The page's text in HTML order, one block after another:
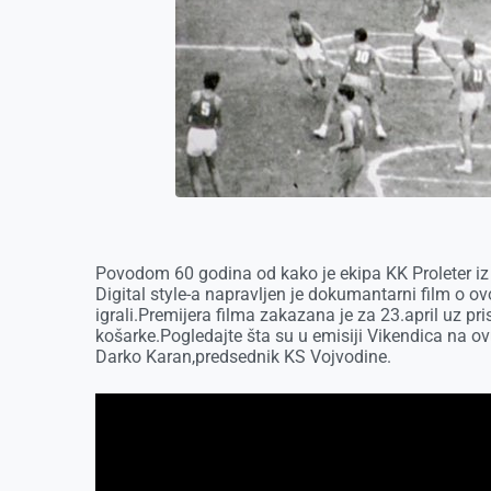
Povodom 60 godina od kako je ekipa KK Proleter
Digital style-a napravljen je dokumantarni film o
igrali.Premijera filma zakazana je za 23.april uz
košarke.Pogledajte šta su u emisiji Vikendica na
Darko Karan,predsednik KS Vojvodine.